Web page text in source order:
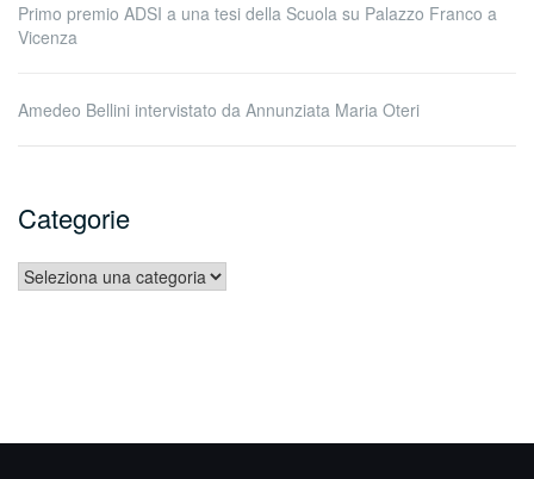
Primo premio ADSI a una tesi della Scuola su Palazzo Franco a
Vicenza
Amedeo Bellini intervistato da Annunziata Maria Oteri
Categorie
Categorie